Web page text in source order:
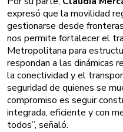
expresó que la movilidad
gestionarse desde
nos permite fortalecer el
Metropolitana para
respondan a las dinámicas
la conectividad y el
seguridad de quienes se
compromiso es seguir
integrada, eficiente y con
todos”, señaló.